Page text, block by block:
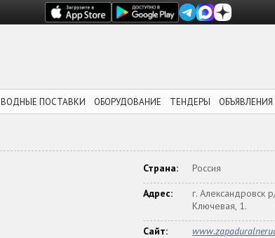
ВОДНЫЕ ПОСТАВКИ ОБОРУДОВАНИЕ ТЕНДЕРЫ ОБЪЯВЛЕНИЯ
Страна:
Россия
Адрес:
г. Александровск
Ключевая, 1.
Сайт: